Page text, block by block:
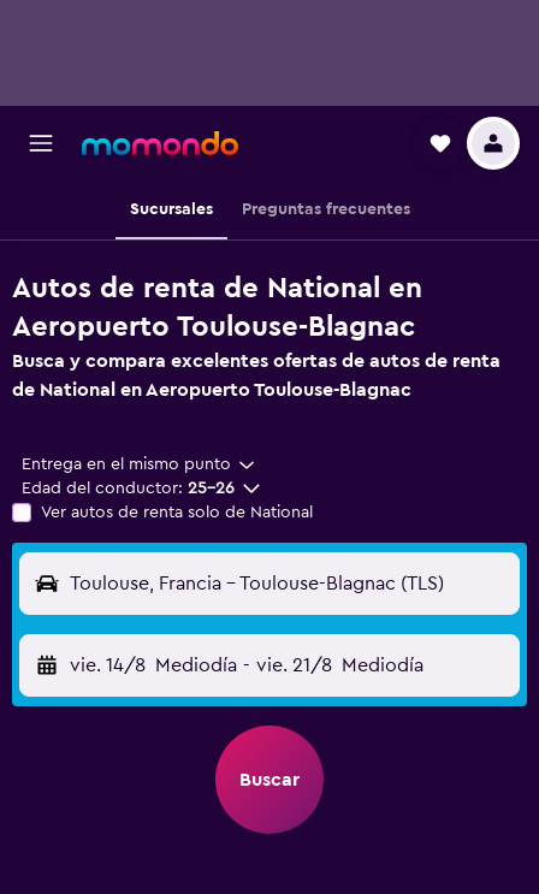
Sucursales Preguntas frecuentes
Autos de renta de National en
Aeropuerto Toulouse-Blagnac
Busca y compara excelentes ofertas de autos de renta
de National en Aeropuerto Toulouse-Blagnac
Entrega en el mismo punto
Edad del conductor: 25-26
Ver autos de renta solo de National
Toulouse, Francia - Toulouse-Blagnac (TLS)
vie. 14/8 Mediodía - vie. 21/8 Mediodía
Buscar